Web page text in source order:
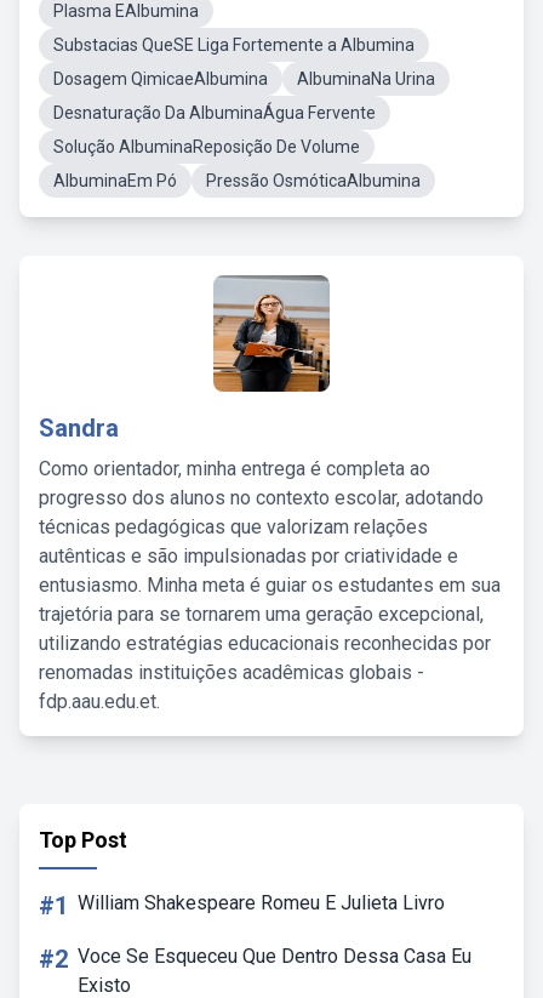
Plasma EAlbumina
Substacias QueSE Liga Fortemente a Albumina
Dosagem QimicaeAlbumina
AlbuminaNa Urina
Desnaturação Da AlbuminaÁgua Fervente
Solução AlbuminaReposição De Volume
AlbuminaEm Pó
Pressão OsmóticaAlbumina
Sandra
Como orientador, minha entrega é completa ao
progresso dos alunos no contexto escolar, adotando
técnicas pedagógicas que valorizam relações
autênticas e são impulsionadas por criatividade e
entusiasmo. Minha meta é guiar os estudantes em sua
trajetória para se tornarem uma geração excepcional,
utilizando estratégias educacionais reconhecidas por
renomadas instituições acadêmicas globais -
fdp.aau.edu.et.
Top Post
#1 William Shakespeare Romeu E Julieta Livro
#2 Voce Se Esqueceu Que Dentro Dessa Casa Eu
Existo